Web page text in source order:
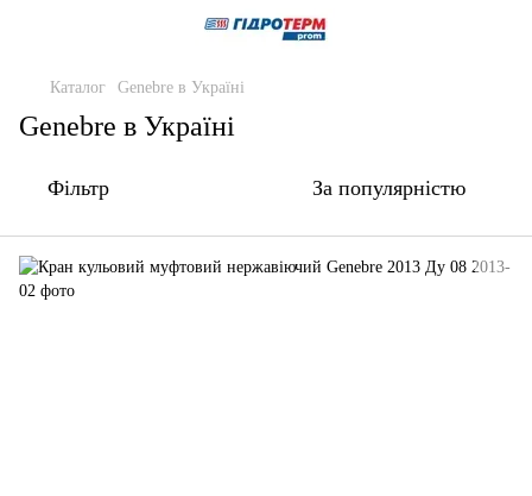
Каталог Genebre в Україні
Genebre в Україні
Фільтр За популярністю